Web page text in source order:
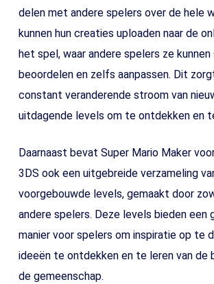
delen met andere spelers over de hele
kunnen hun creaties uploaden naar de
het spel, waar andere spelers ze kunnen
beoordelen en zelfs aanpassen. Dit
constant veranderende stroom van
uitdagende levels om te ontdekken en
Daarnaast bevat Super Mario Maker
3DS ook een uitgebreide verzameling
voorgebouwde levels, gemaakt door
andere spelers. Deze levels bieden een
manier voor spelers om inspiratie op te
ideeën te ontdekken en te leren van de
de gemeenschap.